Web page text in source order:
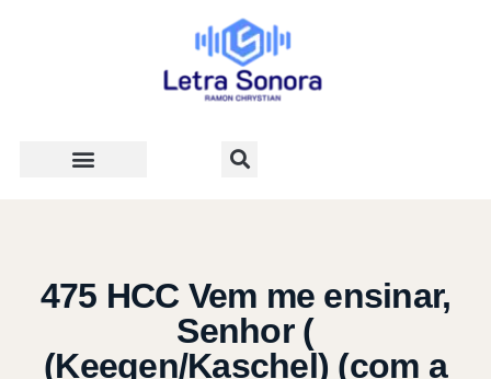
475 HCC Vem me ensinar,
Senhor (
(Keegen/Kaschel) (com a